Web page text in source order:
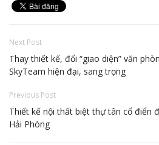
Next Post
Thay thiết kế, đổi “giao diện” văn
SkyTeam hiện đại, sang trọng
Previous Post
Thiết kế nội thất biệt thự tân cổ điển
Hải Phòng